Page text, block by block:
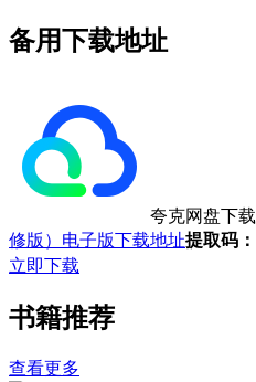
备用下载地址
夸克网盘下载
修版）电子版下载地址提取码：
立即下载
书籍推荐
查看更多